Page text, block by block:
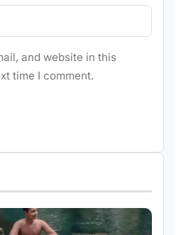
and website in this
time I comment.